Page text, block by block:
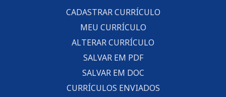
CADASTRAR CURRÍCULO
MEU CURRÍCULO
ALTERAR CURRÍCULO
SALVAR EM PDF
SALVAR EM DOC
CURRÍCULOS ENVIADOS